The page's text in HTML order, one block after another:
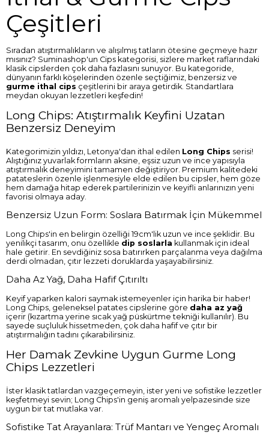
Çeşitleri
Sıradan atıştırmalıkların ve alışılmış tatların ötesine geçmeye hazır
mısınız? Suminashop'un Cips kategorisi, sizlere market raflarındaki
klasik cipslerden çok daha fazlasını sunuyor. Bu kategoride,
dünyanın farklı köşelerinden özenle seçtiğimiz, benzersiz ve
gurme ithal cips çeşitlerini bir araya getirdik. Standartlara
meydan okuyan lezzetleri keşfedin!
Long Chips: Atıştırmalık Keyfini Uzatan
Benzersiz Deneyim
Kategorimizin yıldızı, Letonya'dan ithal edilen Long Chips serisi!
Alıştığınız yuvarlak formların aksine, eşsiz uzun ve ince yapısıyla
atıştırmalık deneyimini tamamen değiştiriyor. Premium kalitedeki
patateslerin özenle işlenmesiyle elde edilen bu cipsler, hem göze
hem damağa hitap ederek partilerinizin ve keyifli anlarınızın yeni
favorisi olmaya aday.
Benzersiz Uzun Form: Soslara Batırmak İçin Mükemmel
Long Chips'in en belirgin özelliği 19cm'lik uzun ve ince şeklidir. Bu
yenilikçi tasarım, onu özellikle dip soslarla kullanmak için ideal
hale getirir. En sevdiğiniz sosa batırırken parçalanma veya dağılma
derdi olmadan, çıtır lezzeti doruklarda yaşayabilirsiniz.
Daha Az Yağ, Daha Hafif Çıtırıltı
Keyif yaparken kalori saymak istemeyenler için harika bir haber!
Long Chips, geleneksel patates cipslerine göre daha az yağ
içerir (kızartma yerine sıcak yağ püskürtme tekniği kullanılır). Bu
sayede suçluluk hissetmeden, çok daha hafif ve çıtır bir
atıştırmalığın tadını çıkarabilirsiniz.
Her Damak Zevkine Uygun Gurme Long
Chips Lezzetleri
İster klasik tatlardan vazgeçemeyin, ister yeni ve sofistike lezzetler
keşfetmeyi sevin; Long Chips'in geniş aromalı yelpazesinde size
uygun bir tat mutlaka var.
Sofistike Tat Arayanlara: Trüf Mantarı ve Yengeç Aromalı